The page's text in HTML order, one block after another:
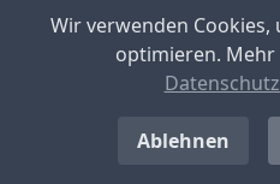
Langenwolschendorf
Aktueller Hebesatz: 200
Standort-Informationen
Wir verwenden Cookies,
optimieren.
Ablehnen